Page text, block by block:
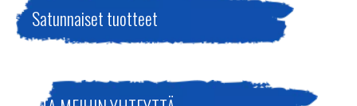
Satunnaiset tuotteet